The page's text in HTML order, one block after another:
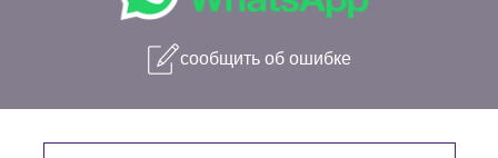
сообщить об ошибке